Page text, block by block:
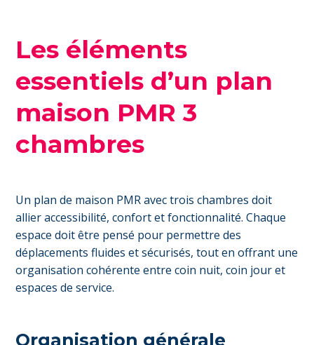
Les éléments
essentiels d’un plan
maison PMR 3
chambres
Un plan de maison PMR avec trois chambres doit
allier accessibilité, confort et fonctionnalité. Chaque
espace doit être pensé pour permettre des
déplacements fluides et sécurisés, tout en offrant une
organisation cohérente entre coin nuit, coin jour et
espaces de service.
Organisation générale